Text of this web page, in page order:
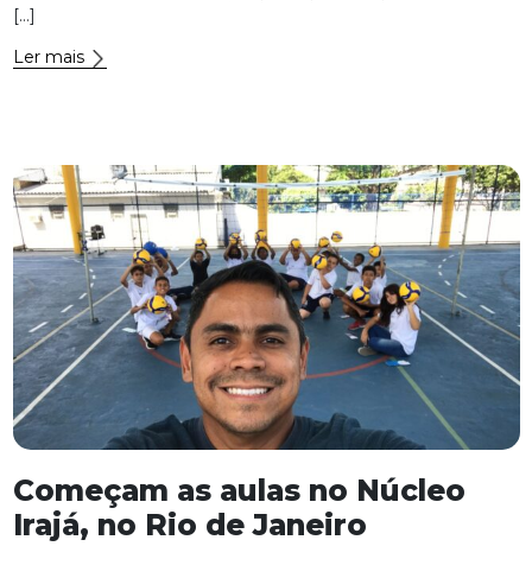
[…]
Ler mais
Começam as aulas no Núcleo
Irajá, no Rio de Janeiro